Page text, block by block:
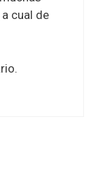
cual de